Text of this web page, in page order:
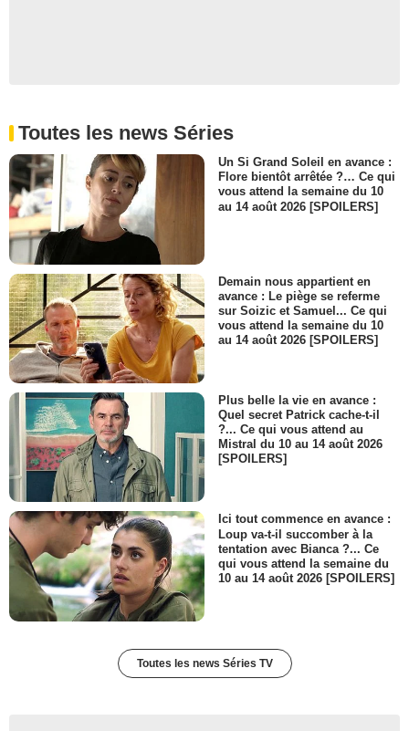
Toutes les news Séries
Un Si Grand Soleil en avance :
Flore bientôt arrêtée ?… Ce qui
vous attend la semaine du 10
au 14 août 2026 [SPOILERS]
Demain nous appartient en
avance : Le piège se referme
sur Soizic et Samuel... Ce qui
vous attend la semaine du 10
au 14 août 2026 [SPOILERS]
Plus belle la vie en avance :
Quel secret Patrick cache-t-il
?... Ce qui vous attend au
Mistral du 10 au 14 août 2026
[SPOILERS]
Ici tout commence en avance :
Loup va-t-il succomber à la
tentation avec Bianca ?... Ce
qui vous attend la semaine du
10 au 14 août 2026 [SPOILERS]
Toutes les news Séries TV